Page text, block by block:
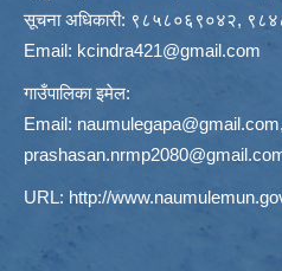
सूचना अधिकारी: ९८५८०६९०४२,
Email: kcindra421@gmail.com
गाउँपालिका इमेल:
Email: naumulegapa@gmail.com,
URL: http://